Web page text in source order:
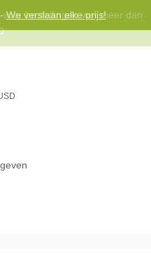
-We verslaan elke prijs!
bestellingen van meer dan